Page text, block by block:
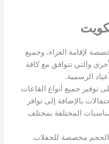
لإقامة العزاء، وجميع
والتي تتوافق مع كافة
الرسمية.
جميع أنواع القاعات
بالإضافة إلى توافر
المختلفة بمختلف
مخصصة للحفلات